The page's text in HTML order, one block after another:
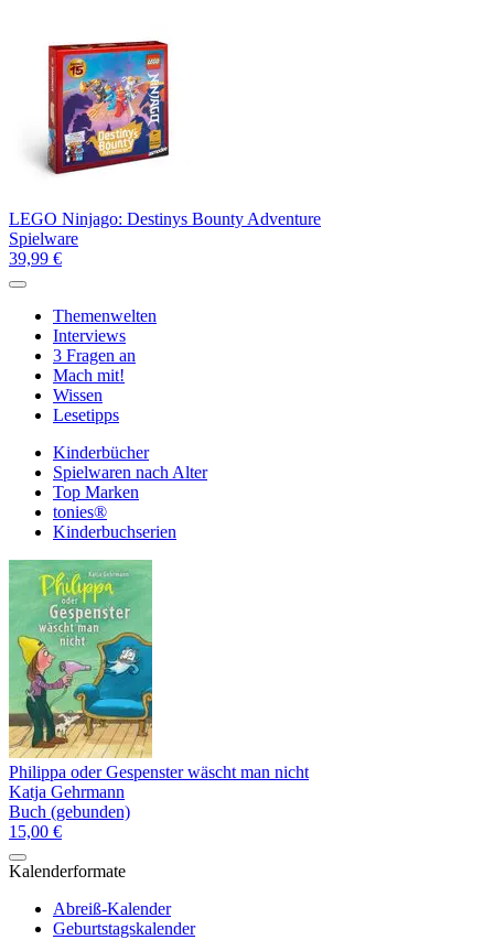
LEGO Ninjago: Destinys Bounty Adventure
Spielware
39,99 €
Themenwelten
Interviews
3 Fragen an
Mach mit!
Wissen
Lesetipps
Kinderbücher
Spielwaren nach Alter
Top Marken
tonies®
Kinderbuchserien
Philippa oder Gespenster wäscht man nicht
Katja Gehrmann
Buch (gebunden)
15,00 €
Kalenderformate
Abreiß-Kalender
Geburtstagskalender